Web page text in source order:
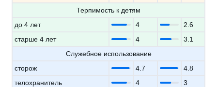
Терпимость к детям
до 4 лет
4
2.6
старше 4 лет
4
3.1
Служебное использование
сторож
4.7
4.8
телохранитель
4 3